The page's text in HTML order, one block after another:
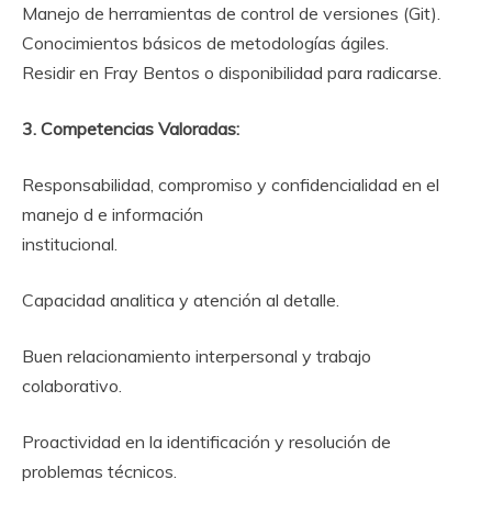
Manejo de herramientas de control de versiones (Git).
Conocimientos básicos de metodologías ágiles.
Residir en Fray Bentos o disponibilidad para radicarse.
3. Competencias Valoradas:
Responsabilidad, compromiso y confidencialidad en el
manejo d e información
institucional.
Capacidad analitica y atención al detalle.
Buen relacionamiento interpersonal y trabajo
colaborativo.
Proactividad en la identificación y resolución de
problemas técnicos.